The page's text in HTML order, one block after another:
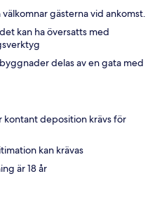
gästerna vid ankomst.
kan ha översatts med
delas av en gata med
deposition krävs för
kan krävas
är 18 år